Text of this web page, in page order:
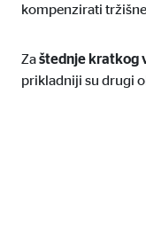
kompenzirati
Zaštednje kratkog
prikladniji su drugi